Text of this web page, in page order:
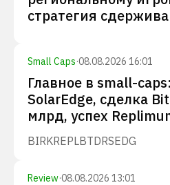
стратегия
Small Caps·08.08.2026 16:01
Главное в small-
SolarEdge, сделка
млрд, успех
BIRKREPLBTDRSEDG
Review·08.08.2026 13:01